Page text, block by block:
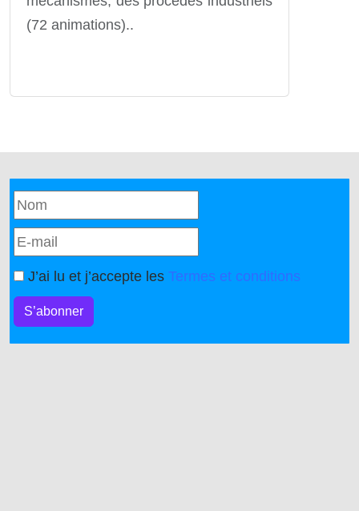
(72 animations)..
J’ai lu et j’accepte les Termes et conditions
S’abonner